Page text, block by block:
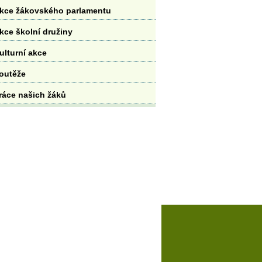
žákovského parlamentu
školní družiny
akce
našich žáků